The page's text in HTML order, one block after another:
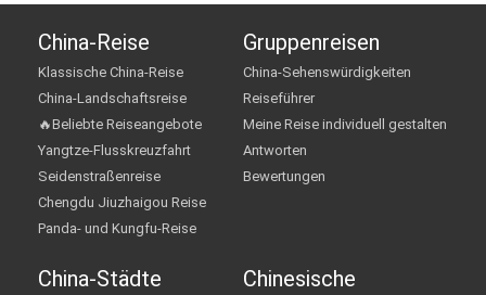
China-Reise
Klassische China-Reise
China-Landschaftsreise
🔥Beliebte Reiseangebote
Yangtze-Flusskreuzfahrt
Seidenstraßenreise
Chengdu Jiuzhaigou Reise
Panda- und Kungfu-Reise
Gruppenreisen
China-Sehenswürdigkeiten
Reiseführer
Meine Reise individuell gestalten
Antworten
Bewertungen
China-Städte
Chinesische